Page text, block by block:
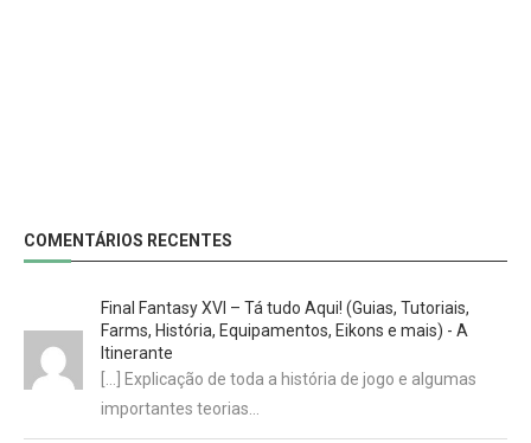
COMENTÁRIOS RECENTES
Final Fantasy XVI – Tá tudo Aqui! (Guias, Tutoriais,
Farms, História, Equipamentos, Eikons e mais) - A
Itinerante
[…] Explicação de toda a história de jogo e algumas
importantes teorias…